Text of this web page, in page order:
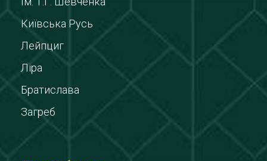
Київська Русь
Лейпциг
Ліра
Братислава
Загреб